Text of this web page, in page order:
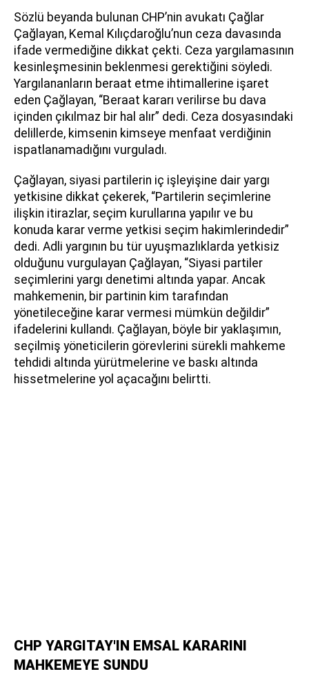
Sözlü beyanda bulunan CHP’nin avukatı Çağlar
Çağlayan, Kemal Kılıçdaroğlu’nun ceza davasında
ifade vermediğine dikkat çekti. Ceza yargılamasının
kesinleşmesinin beklenmesi gerektiğini söyledi.
Yargılananların beraat etme ihtimallerine işaret
eden Çağlayan, “Beraat kararı verilirse bu dava
içinden çıkılmaz bir hal alır” dedi. Ceza dosyasındaki
delillerde, kimsenin kimseye menfaat verdiğinin
ispatlanamadığını vurguladı.
Çağlayan, siyasi partilerin iç işleyişine dair yargı
yetkisine dikkat çekerek, “Partilerin seçimlerine
ilişkin itirazlar, seçim kurullarına yapılır ve bu
konuda karar verme yetkisi seçim hakimlerindedir”
dedi. Adli yargının bu tür uyuşmazlıklarda yetkisiz
olduğunu vurgulayan Çağlayan, “Siyasi partiler
seçimlerini yargı denetimi altında yapar. Ancak
mahkemenin, bir partinin kim tarafından
yönetileceğine karar vermesi mümkün değildir”
ifadelerini kullandı. Çağlayan, böyle bir yaklaşımın,
seçilmiş yöneticilerin görevlerini sürekli mahkeme
tehdidi altında yürütmelerine ve baskı altında
hissetmelerine yol açacağını belirtti.
CHP YARGITAY'IN EMSAL KARARINI
MAHKEMEYE SUNDU